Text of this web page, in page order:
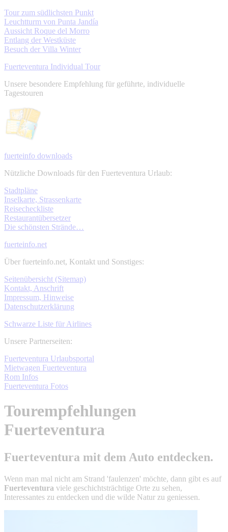
Tour zum südlichsten Punkt
Leuchtturm von Punta Jandía
Aussicht Roque del Morro
Entlang der Westküste
Besuch der Villa Winter
Fuerteventura Individual Tour
Unsere besondere Empfehlung für geführte, individuelle
Tagestouren
fuerteinfo downloads
Nützliche Downloads für den Fuerteventura Urlaub:
Stadtpläne
Inselkarte, Strassenkarte
Reisecheckliste
Restaurantübersetzer
Die schönsten Strände…
fuerteinfo.net
Über fuerteinfo.net, Kontakt und Sonstiges:
Seitenübersicht (Sitemap)
Kontakt, Anschrift
Impressum, Hinweise
Datenschutzerklärung
Schwarze Liste für Airlines
Unsere Partnerseiten:
Fuerteventura Urlaubsportal
Mietwagen Fuerteventura
Rom Infos
Fuerteventura Fotos
Tourempfehlungen
Fuerteventura
Fuerteventura mit dem Auto entdecken.
Wenn man mal nicht am Strand 'faulenzen' möchte, dann gibt es auf
Fuerteventura viele geschichtsträchtige Orte zu sehen,
Interessantes zu entdecken und die wilde Natur zu geniessen.